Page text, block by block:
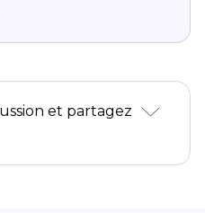
et partagez